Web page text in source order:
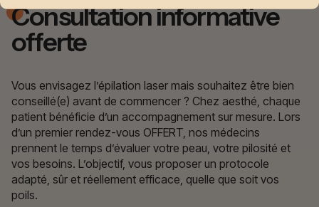
Consultation informative
offerte
Vous envisagez l’épilation laser mais souhaitez être bien
conseillé(e) avant de commencer ? Chez aesthé, chaque
patient bénéficie d’un accompagnement sur mesure. Lors
d’un premier rendez-vous OFFERT, nos médecins
prennent le temps d’évaluer votre peau, votre pilosité et
vos besoins. L’objectif, vous proposer un protocole
adapté, sûr et réellement efficace, quelle que soit vos
poils.